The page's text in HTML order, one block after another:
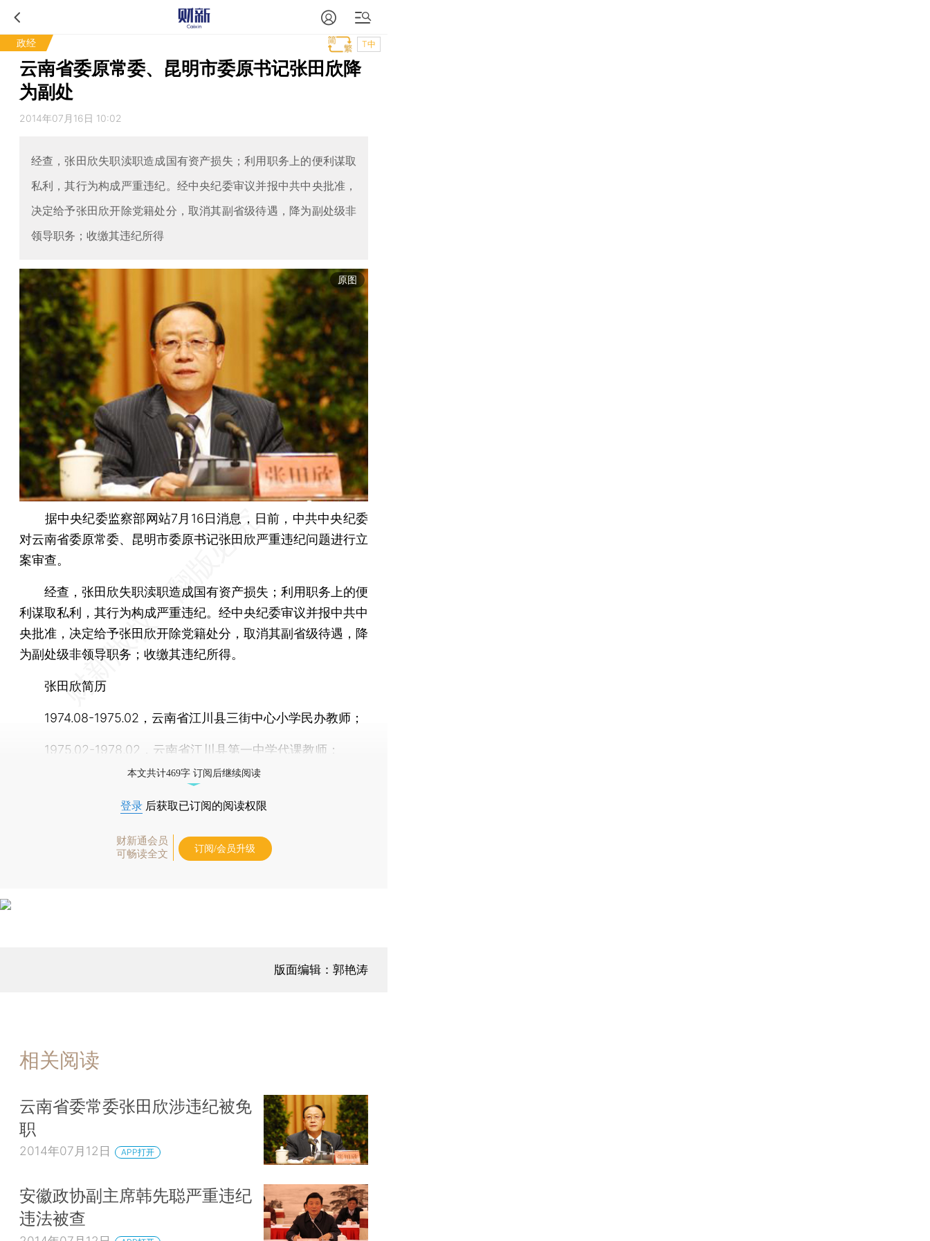
政经 T中
云南省委原常委、昆明市委原书记张田欣降
为副处
2014年07月16日 10:02
经查，张田欣失职渎职造成国有资产损失；利用职务上的便利谋取
私利，其行为构成严重违纪。经中央纪委审议并报中共中央批准，
决定给予张田欣开除党籍处分，取消其副省级待遇，降为副处级非
领导职务；收缴其违纪所得
原图
据中央纪委监察部网站7月16日消息，日前，中共中央纪委
对云南省委原常委、昆明市委原书记张田欣严重违纪问题进行立
案审查。
经查，张田欣失职渎职造成国有资产损失；利用职务上的便
利谋取私利，其行为构成严重违纪。经中央纪委审议并报中共中
央批准，决定给予张田欣开除党籍处分，取消其副省级待遇，降
为副处级非领导职务；收缴其违纪所得。
张田欣简历
1974.08-1975.02，云南省江川县三街中心小学民办教师；
1975.02-1978.02，云南省江川县第一中学代课教师；
本文共计469字 订阅后继续阅读
登录 后获取已订阅的阅读权限
财新通会员
可畅读全文
订阅/会员升级
版面编辑：郭艳涛
相关阅读
云南省委常委张田欣涉违纪被免
职
2014年07月12日 APP打开
安徽政协副主席韩先聪严重违纪
违法被查